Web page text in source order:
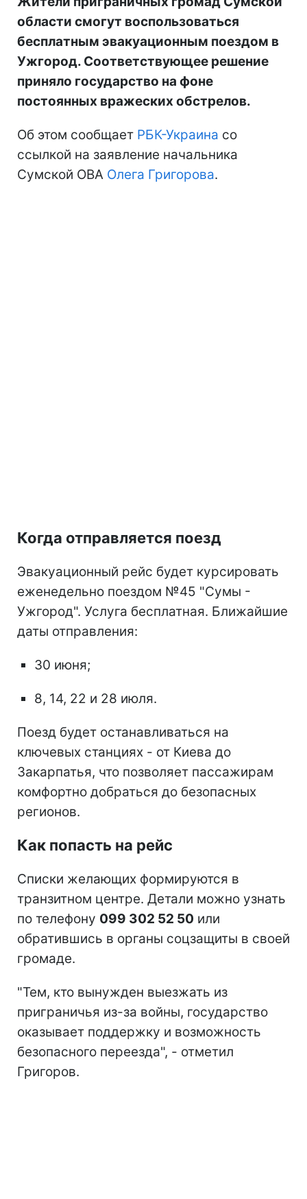
области смогут воспользоваться
бесплатным эвакуационным поездом в
Ужгород. Соответствующее решение
приняло государство на фоне
постоянных вражеских обстрелов.
Об этом сообщает РБК-Украина со
ссылкой на заявление начальника
Сумской ОВА Олега Григорова.
Когда отправляется поезд
Эвакуационный рейс будет курсировать
еженедельно поездом №45 "Сумы -
Ужгород". Услуга бесплатная. Ближайшие
даты отправления:
30 июня;
8, 14, 22 и 28 июля.
Поезд будет останавливаться на
ключевых станциях - от Киева до
Закарпатья, что позволяет пассажирам
комфортно добраться до безопасных
регионов.
Как попасть на рейс
Списки желающих формируются в
транзитном центре. Детали можно узнать
по телефону 099 302 52 50 или
обратившись в органы соцзащиты в своей
громаде.
"Тем, кто вынужден выезжать из
приграничья из-за войны, государство
оказывает поддержку и возможность
безопасного переезда", - отметил
Григоров.